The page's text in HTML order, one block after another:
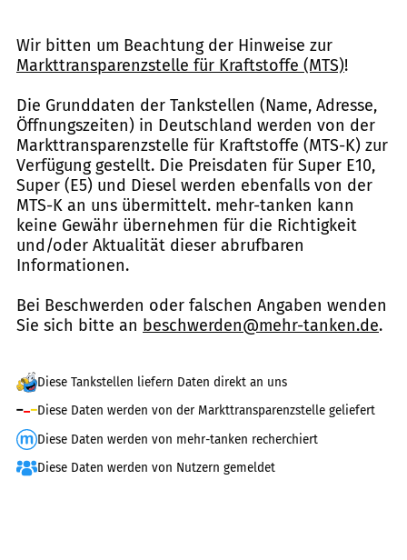
Wir bitten um Beachtung der Hinweise zur
Markttransparenzstelle für Kraftstoffe (MTS)!
Die Grunddaten der Tankstellen (Name, Adresse,
Öffnungszeiten) in Deutschland werden von der
Markttransparenzstelle für Kraftstoffe (MTS-K) zur
Verfügung gestellt. Die Preisdaten für Super E10,
Super (E5) und Diesel werden ebenfalls von der
MTS-K an uns übermittelt. mehr-tanken kann
keine Gewähr übernehmen für die Richtigkeit
und/oder Aktualität dieser abrufbaren
Informationen.
Bei Beschwerden oder falschen Angaben wenden
Sie sich bitte an beschwerden@mehr-tanken.de.
Diese Tankstellen liefern Daten direkt an uns
Diese Daten werden von der Markttransparenzstelle geliefert
Diese Daten werden von mehr-tanken recherchiert
Diese Daten werden von Nutzern gemeldet